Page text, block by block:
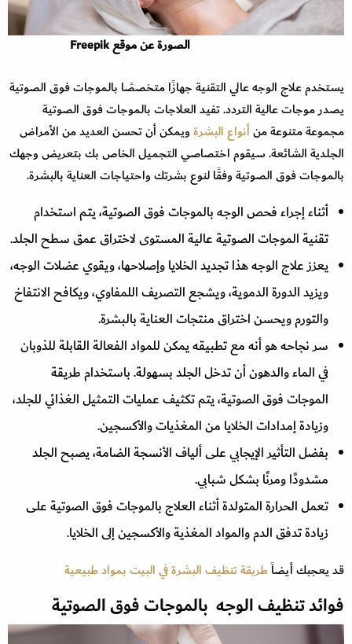
الصورة عن موقع Freepik
يستخدم علاج الوجه عالي التقنية جهازًا متخصصًا بالموجات فوق الصوتية
يصدر موجات عالية التردد. تفيد العلاجات بالموجات فوق الصوتية
مجموعة متنوعة منأنواع البشرةويمكن أن تحسن العديد من الأمراض
الجلدية الشائعة. سيقوم اختصاصي التجميل الخاص بك بتعريض وجهك
بالموجات فوق الصوتية وفقًا لنوع بشرتك واحتياجات العناية بالبشرة.
أثناء إجراء فحص الوجه بالموجات فوق الصوتية، يتم استخدام
تقنية الموجات الصوتية عالية المستوى لاختراق عمق سطح الجلد.
يعزز علاج الوجه هذا تجديد الخلايا وإصلاحها، ويقوي عضلات الوجه،
ويزيد الدورة الدموية، ويشجع التصريف اللمفاوي، ويكافح الانتفاخ
والتورم ويحسن اختراق منتجات العناية بالبشرة.
سر نجاحه هو أنه مع تطبيقه يمكن للمواد الفعالة القابلة للذوبان
في الماء والدهون أن تدخل الجلد بسهولة. باستخدام طريقة
الموجات فوق الصوتية، يتم تكثيف عمليات التمثيل الغذائي للجلد،
وزيادة إمدادات الخلايا من المغذيات والأكسجين.
بفضل التأثير الإيجابي على ألياف الأنسجة الضامة، يصبح الجلد
مشدودًا ومرنًا بشكل شبابي.
تعمل الحرارة المتولدة أثناء العلاج بالموجات فوق الصوتية على
زيادة تدفق الدم والمواد المغذية والأكسجين إلى الخلايا.
قد يعجبك أيضاًطريقة تنظيف البشرة في البيت بمواد طبيعية
فوائد تنظيف الوجه بالموجات فوق الصوتية